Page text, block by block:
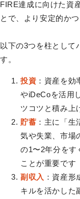
FIRE達成に向けた資
とで、より安定的か
以下の3つを柱として
す。
投資 ：資産を
やiDeCoを活用
ツコツと積み上
貯蓄 ：主に「
気や失業、市場
の1〜2年分をす
ことが重要です
副収入 ：資産
キルを活かした